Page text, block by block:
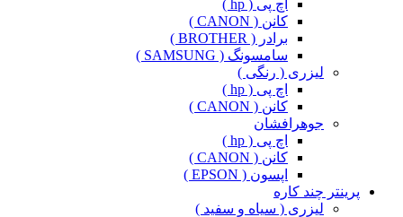
اچ پی ( hp )
کانن ( CANON )
برادر ( BROTHER )
سامسونگ ( SAMSUNG )
لیزری ( رنگی )
اچ پی ( hp )
کانن ( CANON )
جوهرافشان
اچ پی ( hp )
کانن ( CANON )
اپسون ( EPSON )
پرینتر چند کاره
لیزری ( سیاه و سفید )